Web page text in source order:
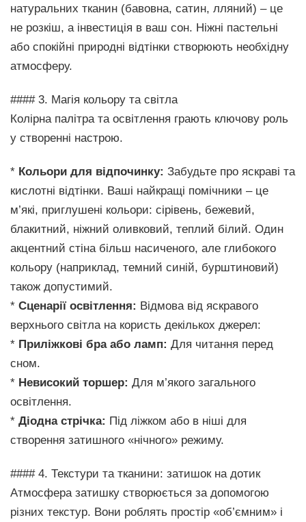
натуральних тканин (бавовна, сатин, лляний) – це
не розкіш, а інвестиція в ваш сон. Ніжні пастельні
або спокійні природні відтінки створюють необхідну
атмосферу.
#### 3. Магія кольору та світла
Колірна палітра та освітлення грають ключову роль
у створенні настрою.
* Кольори для відпочинку: Забудьте про яскраві та
кислотні відтінки. Ваші найкращі помічники – це
м’які, приглушені кольори: сірівень, бежевий,
блакитний, ніжний оливковий, теплий білий. Один
акцентний стіна більш насиченого, але глибокого
кольору (наприклад, темний синій, бурштиновий)
також допустимий.
* Сценарії освітлення: Відмова від яскравого
верхнього світла на користь декількох джерел:
* Приліжкові бра або ламп: Для читання перед
сном.
* Невисокий торшер: Для м’якого загального
освітлення.
* Діодна стрічка: Під ліжком або в ніші для
створення затишного «нічного» режиму.
#### 4. Текстури та тканини: затишок на дотик
Атмосфера затишку створюється за допомогою
різних текстур. Вони роблять простір «об’ємним» і